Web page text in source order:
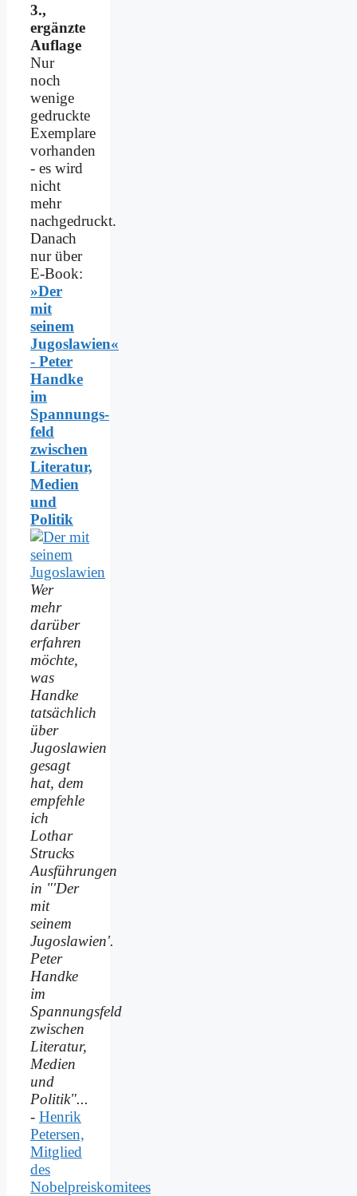
3.,
ergänzte
Auflage
Nur
noch
wenige
gedruckte
Exemplare
vorhanden
- es wird
nicht
mehr
nachgedruckt.
Danach
nur über
E-Book:
»Der
mit
seinem
Jugoslawien«
- Peter
Handke
im
Spannungs­
feld
zwischen
Literatur,
Medien
und
Politik
Wer
mehr
darüber
erfahren
möchte,
was
Handke
tatsächlich
über
Jugoslawien
gesagt
hat, dem
empfehle
ich
Lothar
Strucks
Ausführungen
in "'Der
mit
seinem
Jugoslawien'.
Peter
Handke
im
Spannungsfeld
zwischen
Literatur,
Medien
und
Politik"...
- Henrik
Petersen,
Mitglied
des
Nobelpreiskomitees